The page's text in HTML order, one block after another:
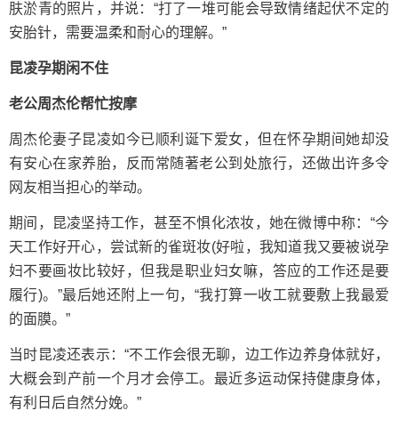
肤淤青的照片，并说：“打了一堆可能会导致情绪起伏不定的
安胎针，需要温柔和耐心的理解。”
昆凌孕期闲不住
老公周杰伦帮忙按摩
周杰伦妻子昆凌如今已顺利诞下爱女，但在怀孕期间她却没
有安心在家养胎，反而常随著老公到处旅行，还做出许多令
网友相当担心的举动。
期间，昆凌坚持工作，甚至不惧化浓妆，她在微博中称：“今
天工作好开心，尝试新的雀斑妆(好啦，我知道我又要被说孕
妇不要画妆比较好，但我是职业妇女嘛，答应的工作还是要
履行)。”最后她还附上一句，“我打算一收工就要敷上我最爱
的面膜。 ”
当时昆凌还表示：“不工作会很无聊，边工作边养身体就好，
大概会到产前一个月才会停工。最近多运动保持健康身体，
有利日后自然分娩。”